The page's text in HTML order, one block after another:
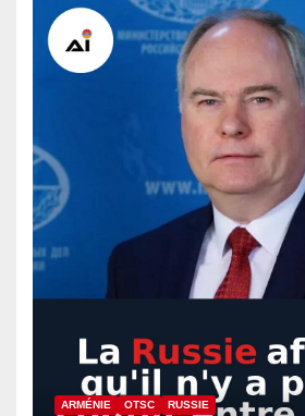
ARMÉNIE OTSC RUSSIE